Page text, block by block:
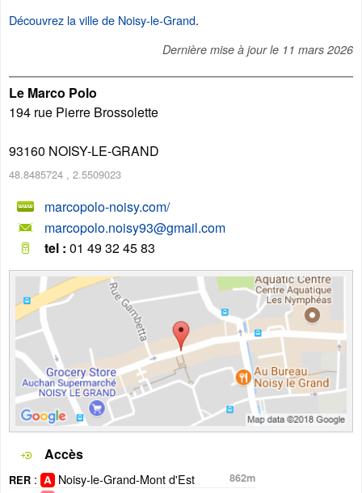
Découvrez la ville de Noisy-le-Grand.
Dernière mise à jour le 11 mars 2026
Le Marco Polo
194 rue Pierre Brossolette
93160 NOISY-LE-GRAND
48.8485724 , 2.5509023
marcopolo-noisy.com/
marcopolo.noisy93@gmail.com
tel : 01 49 32 45 83
Accès
RER : Noisy-le-Grand-Mont d'Est
862m